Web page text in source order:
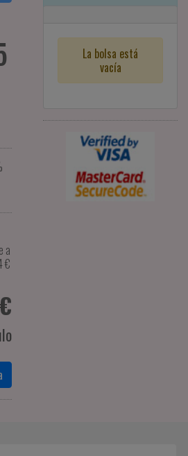
a
€
€
La bolsa está
vacía